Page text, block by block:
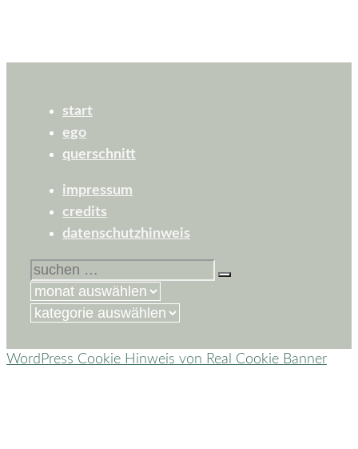
start
ego
querschnitt
impressum
credits
datenschutzhinweis
suchen
nach:
kategorien
WordPress Cookie Hinweis von Real Cookie Banner